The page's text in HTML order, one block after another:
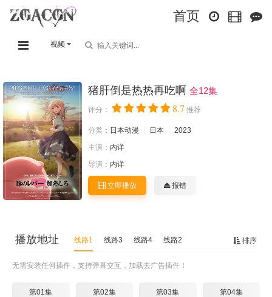
首页
视频
猪肝倒是热热再吃啊 全12集
评分： 8.7 推荐
分类： 日本动漫 日本
2023
主演： 内详
导演： 内详
立即播放 报错
排序
播放地址 线路1 线路3 线路4 线路2
无需安装任何插件，支持弹幕交互，加载去广告插件！
第01集 第02集 第03集 第04集